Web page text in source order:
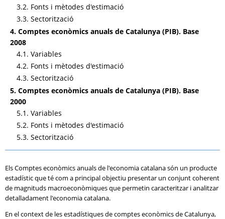
3.2. Fonts i mètodes d'estimació
3.3. Sectorització
4. Comptes econòmics anuals de Catalunya (PIB). Base
2008
4.1. Variables
4.2. Fonts i mètodes d'estimació
4.3. Sectorització
5. Comptes econòmics anuals de Catalunya (PIB). Base
2000
5.1. Variables
5.2. Fonts i mètodes d'estimació
5.3. Sectorització
Els Comptes econòmics anuals de l'economia catalana són un producte
estadístic que té com a principal objectiu presentar un conjunt coherent
de magnituds macroeconòmiques que permetin caracteritzar i analitzar
detalladament l'economia catalana.
En el context de les estadístiques de comptes econòmics de Catalunya,